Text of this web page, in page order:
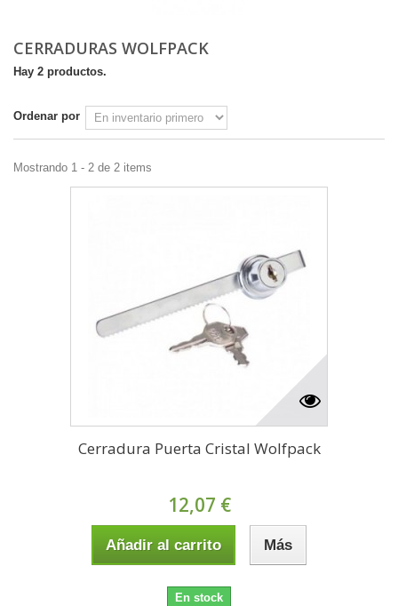
CERRADURAS WOLFPACK
Hay 2 productos.
Ordenar por
Mostrando 1 - 2 de 2 items
Cerradura Puerta Cristal Wolfpack
12,07 €
Añadir al carrito Más
En stock